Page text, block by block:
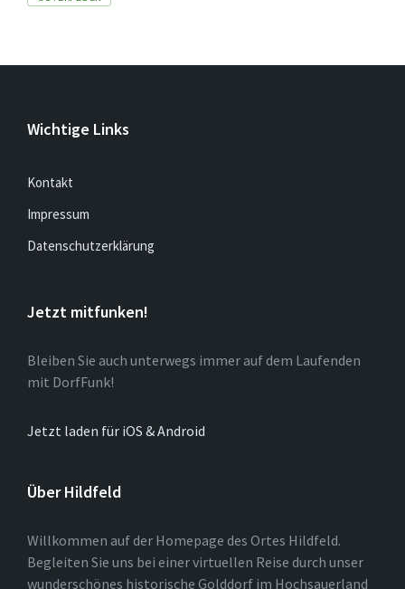
Wichtige Links
Kontakt
Impressum
Datenschutzerklärung
Jetzt mitfunken!
Bleiben Sie auch unterwegs immer auf dem Laufenden
mit DorfFunk!
Jetzt laden für iOS & Android
Über Hildfeld
Willkommen auf der Homepage des Ortes Hildfeld.
Begleiten Sie uns bei einer virtuellen Reise durch unser
wunderschönes historische Golddorf im Hochsauerland